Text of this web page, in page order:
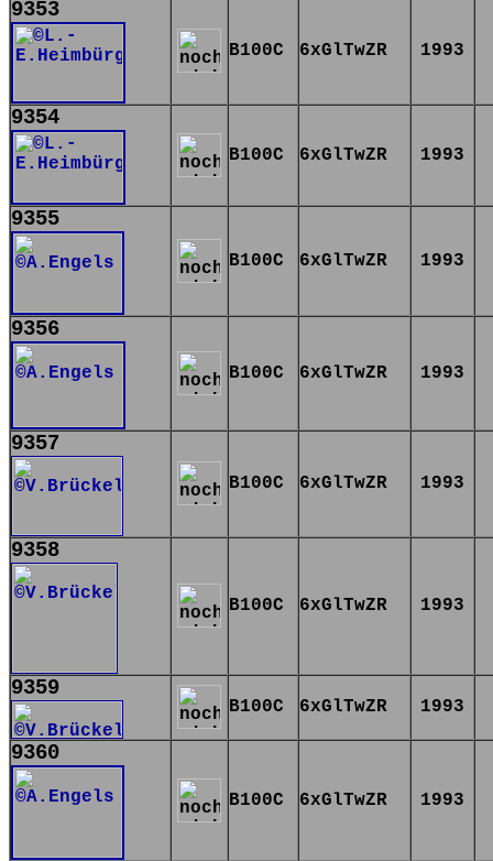
9353
B100C 6xGlTwZR 1993
9354
B100C 6xGlTwZR 1993
9355
B100C 6xGlTwZR 1993
9356
B100C 6xGlTwZR 1993
9357
B100C 6xGlTwZR 1993
9358
B100C 6xGlTwZR 1993
9359
B100C 6xGlTwZR 1993
9360
B100C 6xGlTwZR 1993